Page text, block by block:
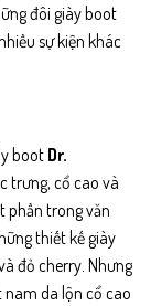
đôi giày boot
sự kiện khác
boot Dr.
trưng, cổ cao và
phần trong văn
thiết kế giày
đỏ cherry. Nhưng
nam da lộn cổ cao